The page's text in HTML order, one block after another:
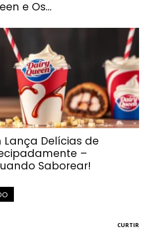
e Os...
Lança Delícias de
–
Saborear!
CURTIR